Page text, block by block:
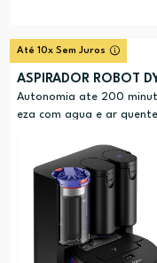
Até 10x Sem Juros
ASPIRADOR ROBOT
Autonomia ate 200
eza com agua e ar